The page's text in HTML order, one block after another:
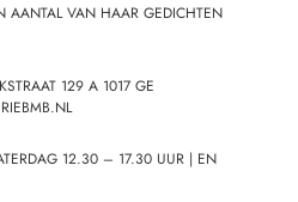
AANTAL VAN HAAR GEDICHTEN
129 A 1017 GE
12.30 – 17.30 UUR | EN